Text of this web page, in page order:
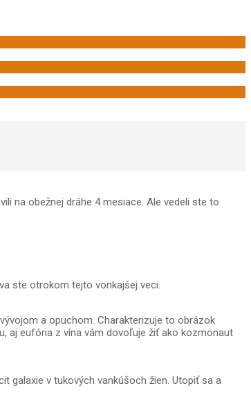
na obežnej dráhe 4 mesiace. Ale vedeli ste to
ste otrokom tejto vonkajšej veci.
a opuchom. Charakterizuje to obrázok
aj eufória z vína vám dovoľuje žiť ako kozmonaut
galaxie v tukových vankúšoch žien. Utopiť sa a